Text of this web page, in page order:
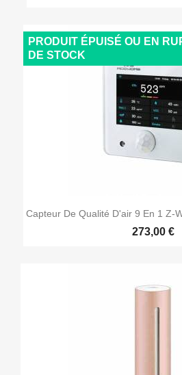
Capteur De Qualité D'air 9 En 1 Z-
273,00 €
PRODUIT ÉPUISÉ OU EN
DE STOCK